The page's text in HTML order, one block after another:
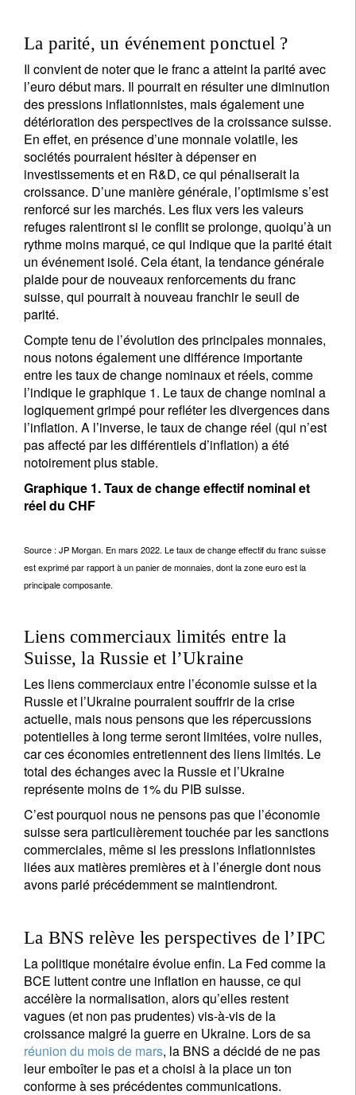
La parité, un événement ponctuel ?
Il convient de noter que le franc a atteint la parité avec
l’euro début mars. Il pourrait en résulter une diminution
des pressions inflationnistes, mais également une
détérioration des perspectives de la croissance suisse.
En effet, en présence d’une monnaie volatile, les
sociétés pourraient hésiter à dépenser en
investissements et en R&D, ce qui pénaliserait la
croissance. D’une manière générale, l’optimisme s’est
renforcé sur les marchés. Les flux vers les valeurs
refuges ralentiront si le conflit se prolonge, quoiqu’à un
rythme moins marqué, ce qui indique que la parité était
un événement isolé. Cela étant, la tendance générale
plaide pour de nouveaux renforcements du franc
suisse, qui pourrait à nouveau franchir le seuil de
parité.
Compte tenu de l’évolution des principales monnaies,
nous notons également une différence importante
entre les taux de change nominaux et réels, comme
l’indique le graphique 1. Le taux de change nominal a
logiquement grimpé pour refléter les divergences dans
l’inflation. A l’inverse, le taux de change réel (qui n’est
pas affecté par les différentiels d’inflation) a été
notoirement plus stable.
Graphique 1. Taux de change effectif nominal et
réel du CHF
Source : JP Morgan. En mars 2022. Le taux de change effectif du franc suisse
est exprimé par rapport à un panier de monnaies, dont la zone euro est la
principale composante.
Liens commerciaux limités entre la
Suisse, la Russie et l’Ukraine
Les liens commerciaux entre l’économie suisse et la
Russie et l’Ukraine pourraient souffrir de la crise
actuelle, mais nous pensons que les répercussions
potentielles à long terme seront limitées, voire nulles,
car ces économies entretiennent des liens limités. Le
total des échanges avec la Russie et l’Ukraine
représente moins de 1% du PIB suisse.
C’est pourquoi nous ne pensons pas que l’économie
suisse sera particulièrement touchée par les sanctions
commerciales, même si les pressions inflationnistes
liées aux matières premières et à l’énergie dont nous
avons parlé précédemment se maintiendront.
La BNS relève les perspectives de l’IPC
La politique monétaire évolue enfin. La Fed comme la
BCE luttent contre une inflation en hausse, ce qui
accélère la normalisation, alors qu’elles restent
vagues (et non pas prudentes) vis-à-vis de la
croissance malgré la guerre en Ukraine. Lors de sa
réunion du mois de mars, la BNS a décidé de ne pas
leur emboîter le pas et a choisi à la place un ton
conforme à ses précédentes communications.